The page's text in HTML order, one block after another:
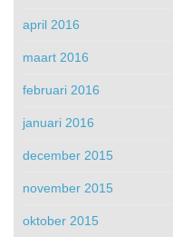
april 2016
maart 2016
februari 2016
januari 2016
december 2015
november 2015
oktober 2015